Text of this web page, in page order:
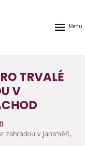
TRVALÉ
V
zahradou v Jaroměři,